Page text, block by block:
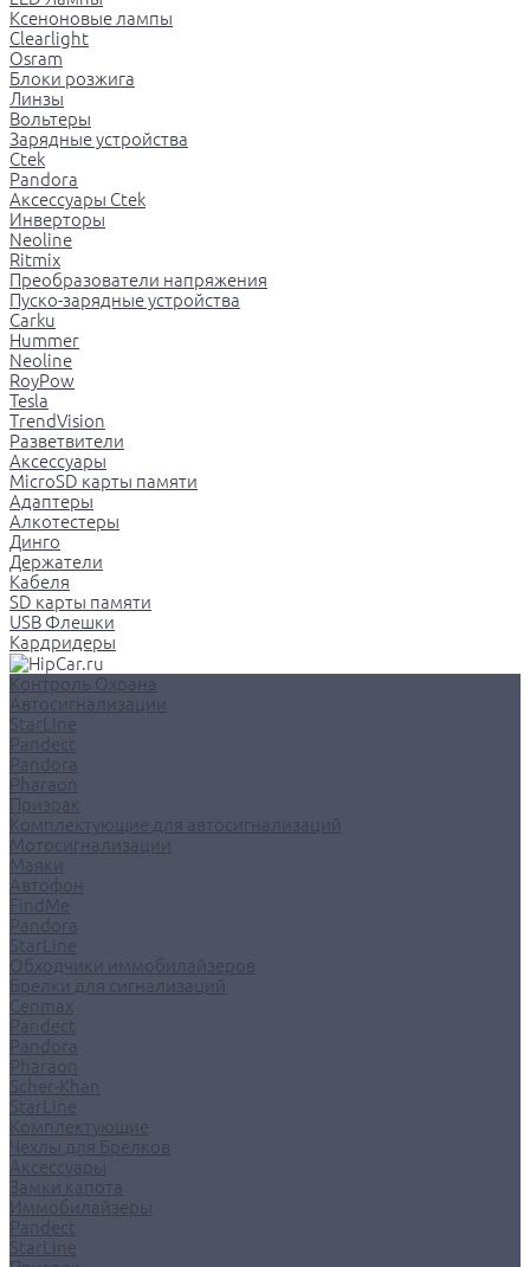
Ксеноновые лампы
Clearlight
Osram
Блоки розжига
Линзы
Вольтеры
Зарядные устройства
Ctek
Pandora
Аксессуары Ctek
Инверторы
Neoline
Ritmix
Преобразователи напряжения
Пуско-зарядные устройства
Carku
Hummer
Neoline
RoyPow
Tesla
TrendVision
Разветвители
Аксессуары
MicroSD карты памяти
Адаптеры
Алкотестеры
Динго
Держатели
Кабеля
SD карты памяти
USB Флешки
Кардридеры
Контроль Охрана
Автосигнализации
StarLine
Pandect
Pandora
Pharaon
Призрак
Комплектующие для автосигнализаций
Мотосигнализации
Маяки
Автофон
FindMe
Pandora
StarLine
Обходчики иммобилайзеров
Брелки для сигнализаций
Cenmax
Pandect
Pandora
Pharaon
Scher-Khan
StarLine
Комплектующие
Чехлы для Брелков
Аксессуары
Замки капота
Иммобилайзеры
Pandect
StarLine